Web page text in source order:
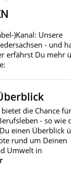
)Kanal: Unsere
- und
erfährst Du mehr
die Chance für
- so wie
einen Überblick
rund um Deinen
Umwelt in